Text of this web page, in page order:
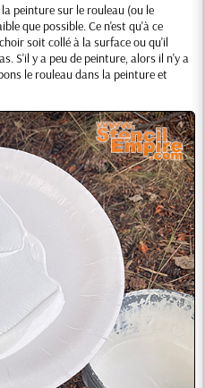
peinture sur le rouleau (ou le
que possible. Ce n'est qu'à ce
soit collé à la surface ou qu'il
S'il y a peu de peinture, alors il n'y a
le rouleau dans la peinture et